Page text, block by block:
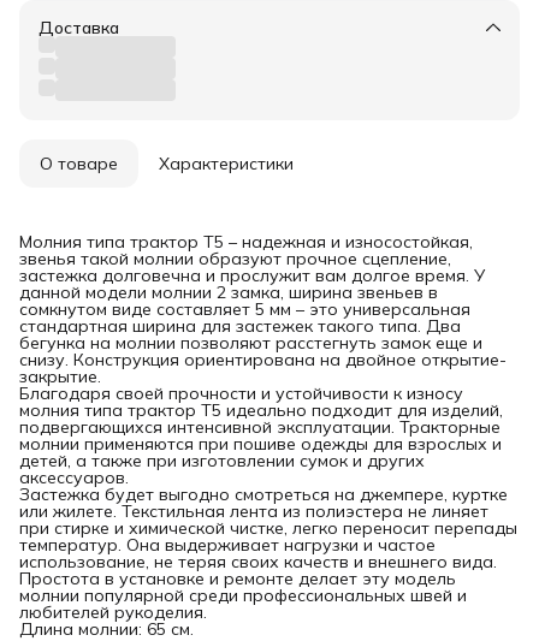
Доставка
О товаре Характеристики
Молния типа трактор Т5 – надежная и износостойкая,
звенья такой молнии образуют прочное сцепление,
застежка долговечна и прослужит вам долгое время. У
данной модели молнии 2 замка, ширина звеньев в
сомкнутом виде составляет 5 мм – это универсальная
стандартная ширина для застежек такого типа. Два
бегунка на молнии позволяют расстегнуть замок еще и
снизу. Конструкция ориентирована на двойное открытие-
закрытие.
Благодаря своей прочности и устойчивости к износу
молния типа трактор Т5 идеально подходит для изделий,
подвергающихся интенсивной эксплуатации. Тракторные
молнии применяются при пошиве одежды для взрослых и
детей, а также при изготовлении сумок и других
аксессуаров.
Застежка будет выгодно смотреться на джемпере, куртке
или жилете. Текстильная лента из полиэстера не линяет
при стирке и химической чистке, легко переносит перепады
температур. Она выдерживает нагрузки и частое
использование, не теряя своих качеств и внешнего вида.
Простота в установке и ремонте делает эту модель
молнии популярной среди профессиональных швей и
любителей рукоделия.
Длина молнии: 65 см.